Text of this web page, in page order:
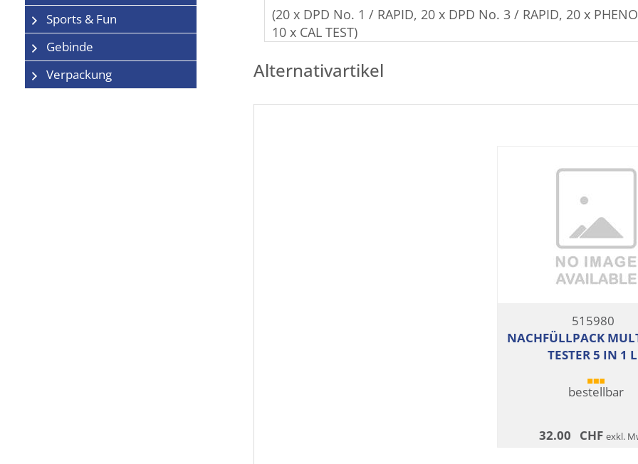
Sports & Fun
Gebinde
Verpackung
(20 x DPD No. 1 / RAPID, 20 x DPD No. 3 / RAPID, 20 x
10 x CAL TEST)
Alternativartikel
515980
NACHFÜLLPACK
TESTER 5 IN 1
bestellbar
32.00 CHF exkl.